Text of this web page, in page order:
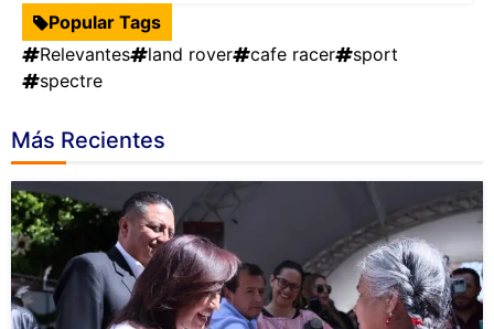
Popular Tags
Relevantes
land rover cafe racer
sport
spectre
Más Recientes